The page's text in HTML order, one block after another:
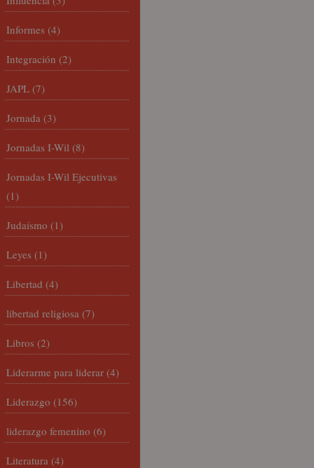
Informes (4)
Integración (2)
JAPL (7)
Jornada (3)
Jornadas I-Wil (8)
Jornadas I-Wil Ejecutivas
(1)
Judaísmo (1)
Leyes (1)
Libertad (4)
libertad religiosa (7)
Libros (2)
Liderarme para liderar (4)
Liderazgo (156)
liderazgo femenino (6)
Literatura (4)